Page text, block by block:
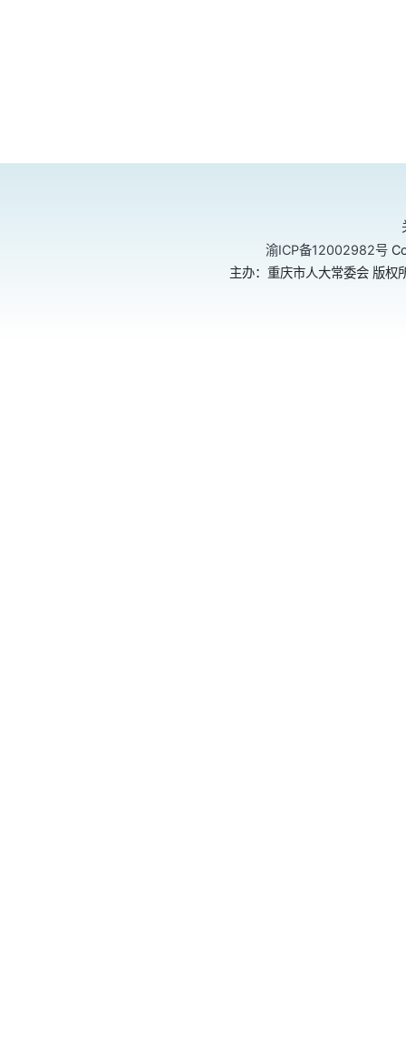
渝ICP备12002982号
主办：重庆市人大常委会 版